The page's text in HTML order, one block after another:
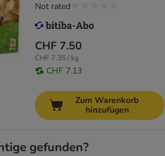
CHF 7.50
CHF 7.35 / kg
CHF 7.13
Not rated
Zum Warenkorb
hinzufügen
gefunden?